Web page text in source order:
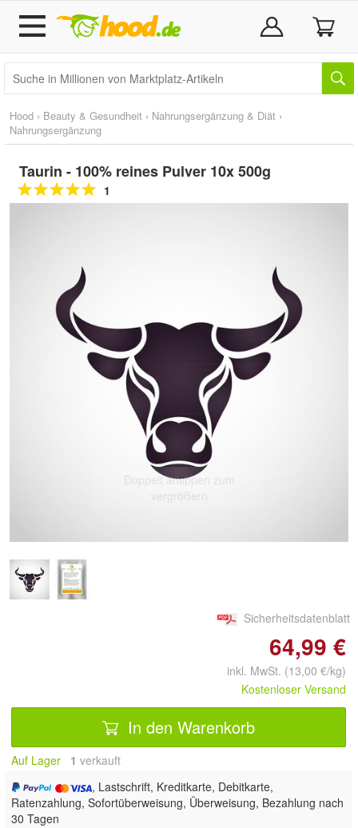
Hood › Beauty & Gesundheit › Nahrungsergänzung & Diät ›
Nahrungsergänzung
Taurin - 100% reines Pulver 10x 500g
1
Doppelt antippen zum
vergrößern
Sicherheitsdatenblatt
64,99 €
inkl. MwSt. (13,00 €/kg)
Kostenloser Versand
In den Warenkorb
Auf Lager 1 verkauft
, Lastschrift, Kreditkarte, Debitkarte,
Ratenzahlung, Sofortüberweisung, Überweisung, Bezahlung nach
30 Tagen